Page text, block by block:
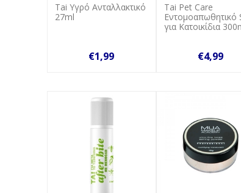
Tai Υγρό Ανταλλακτικό
27ml
€1,99
Tai Pet Care
Εντομοαπωθητικό
για Κατοικίδια
€4,99